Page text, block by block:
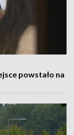
powstało na